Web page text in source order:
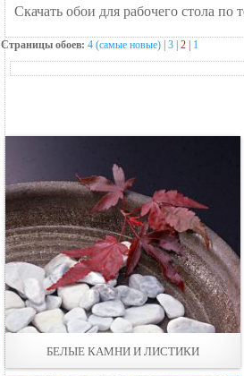
Скачать обои для рабочего стола по
Страницы обоев: 4 (самые новые) 3 2 | 1
БЕЛЫЕ КАМНИ И ЛИСТИКИ